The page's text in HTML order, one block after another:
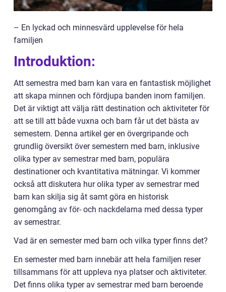
– En lyckad och minnesvärd upplevelse för hela
familjen
Introduktion:
Att semestra med barn kan vara en fantastisk möjlighet
att skapa minnen och fördjupa banden inom familjen.
Det är viktigt att välja rätt destination och aktiviteter för
att se till att både vuxna och barn får ut det bästa av
semestern. Denna artikel ger en övergripande och
grundlig översikt över semestern med barn, inklusive
olika typer av semestrar med barn, populära
destinationer och kvantitativa mätningar. Vi kommer
också att diskutera hur olika typer av semestrar med
barn kan skilja sig åt samt göra en historisk
genomgång av för- och nackdelarna med dessa typer
av semestrar.
Vad är en semester med barn och vilka typer finns det?
En semester med barn innebär att hela familjen reser
tillsammans för att uppleva nya platser och aktiviteter.
Det finns olika typer av semestrar med barn beroende